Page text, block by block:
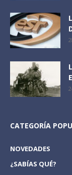
CATEGORÍA
NOVEDADES
¿SABÍAS QUÉ?